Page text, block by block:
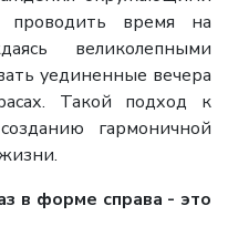
проводить время на
великолепными
уединенные вечера
Такой подход к
гармоничной
в форме справа - это